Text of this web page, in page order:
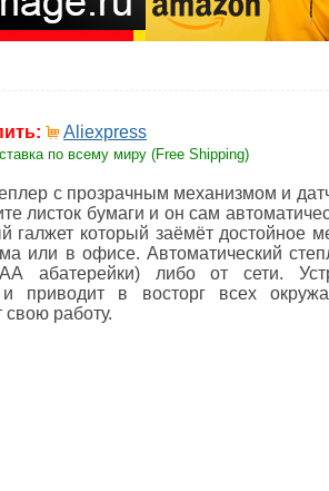
Aliexpress
по всему миру (Free Shipping)
с прозрачным механизмом и
листок бумаги и он сам
галжет который заёмёт достойное
или в офисе. Автоматический
абатерейки) либо от сети.
и приводит в восторг всех
свою работу.